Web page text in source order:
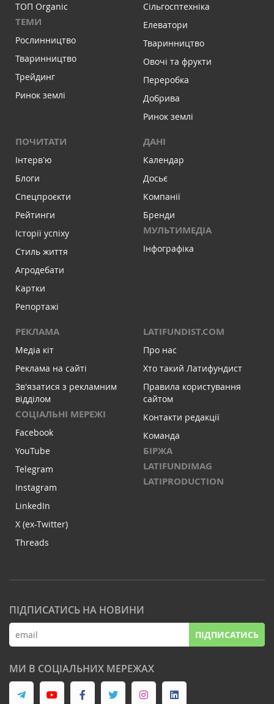
ТОП Organic
ТЕМИ
Рослинництво
Тваринництво
Трейдинг
Ринок землі
Сільгосптехніка
Елеватори
Тваринництво
Овочі та фрукти
Переробка
Добрива
Ринок землі
ПОЧИТАТИ
Інтервʼю
Блоги
Спецпроєкти
Рейтинги
Історії успіху
Стиль життя
Агродебати
Картки
Репортажі
ДАНІ
Календар
Досьє
Компанії
Бренди
МУЛЬТИМЕДІА
Інфографіка
РЕКЛАМА
Медіа кіт
Реклама на сайті
Зв'язатися з рекламним
відділом
СОЦІАЛЬНІ МЕРЕЖІ
Facebook
YouTube
Telegram
Instagram
LinkedIn
X (ex-Twitter)
Threads
LATIFUNDIST.COM
Про нас
Хто такий Латифундист
Правила користування
сайтом
Контакти редакції
Команда
БІРЖА
LATIFUNDIMAG
LATIPRODUCTION
ПІДПИСАТИСЬ НА НОВИНИ
ПІДПИСАТИСЬ
МИ В СОЦІАЛЬНИХ МЕРЕЖАХ